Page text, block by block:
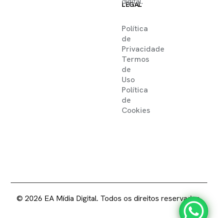
LEGAL
Política
de
Privacidade
Termos
de
Uso
Política
de
Cookies
© 2026 EA Mídia Digital. Todos os direitos reservados.